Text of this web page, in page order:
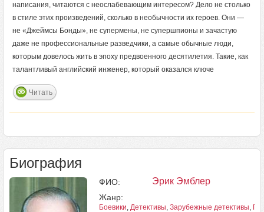
написания, читаются с неослабевающим интересом? Дело не столько
в стиле этих произведений, сколько в необычности их героев. Они —
не «Джеймсы Бонды», не супермены, не супершпионы и зачастую
даже не профессиональные разведчики, а самые обычные люди,
которым довелось жить в эпоху предвоенного десятилетия. Такие, как
талантливый английский инженер, который оказался ключе
Читать
Биография
ФИО: Эрик Эмблер
Жанр:
Боевики, Детективы, Зарубежные детективы,